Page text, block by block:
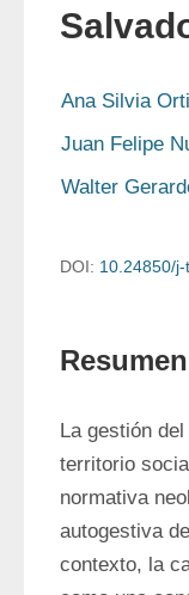
Ana Silvia
Juan Felipe
Walter
DOI: 10.24850/
Resumen
La gestión
territorio
normativa
autogestiva
contexto, la